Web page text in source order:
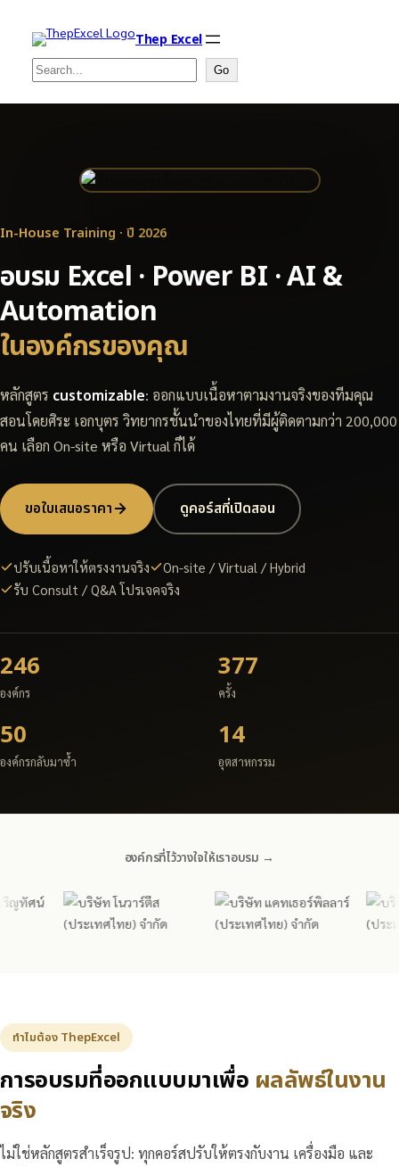
Thep Excel
Search Go
In-House Training · ปี 2026
อบรม Excel · Power BI · AI &
Automation
ในองค์กรของคุณ
หลักสูตร customizable: ออกแบบเนื้อหาตามงานจริงของทีมคุณ
สอนโดยศิระ เอกบุตร วิทยากรชั้นนำของไทยที่มีผู้ติดตามกว่า 200,000
คน เลือก On-site หรือ Virtual ก็ได้
ขอใบเสนอราคา ดูคอร์สที่เปิดสอน
ปรับเนื้อหาให้ตรงงานจริง
On-site / Virtual / Hybrid
รับ Consult / Q&A โปรเจคจริง
246
องค์กร
377
ครั้ง
50
องค์กรกลับมาซ้ำ
14
อุตสาหกรรม
องค์กรที่ไว้วางใจให้เราอบรม →
ทำไมต้อง ThepExcel
การอบรมที่ออกแบบมาเพื่อ ผลลัพธ์ในงาน
จริง
ไม่ใช่หลักสูตรสำเร็จรูป: ทุกคอร์สปรับให้ตรงกับงาน เครื่องมือ และ